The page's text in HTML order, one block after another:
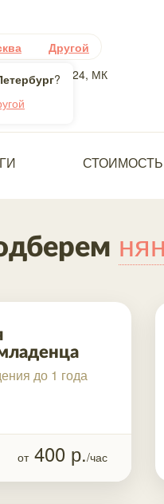
Зеленина 24, МК
Другой
?
СТОИМОСТЬ
до 1 года
от 400 р./час